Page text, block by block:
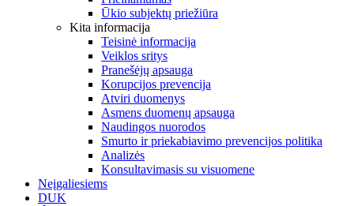
Ūkio subjektų priežiūra
Kita informacija
Teisinė informacija
Veiklos sritys
Pranešėjų apsauga
Korupcijos prevencija
Atviri duomenys
Asmens duomenų apsauga
Naudingos nuorodos
Smurto ir priekabiavimo prevencijos politika
Analizės
Konsultavimasis su visuomene
Neįgaliesiems
DUK